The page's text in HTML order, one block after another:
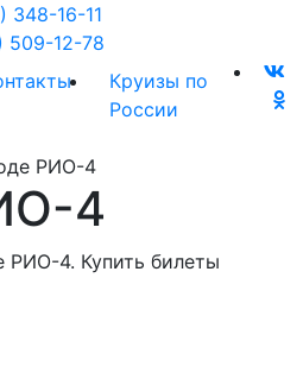
348-16-11
509-12-78
Круизы по
России
РИО-4
4
РИО-4. Купить билеты